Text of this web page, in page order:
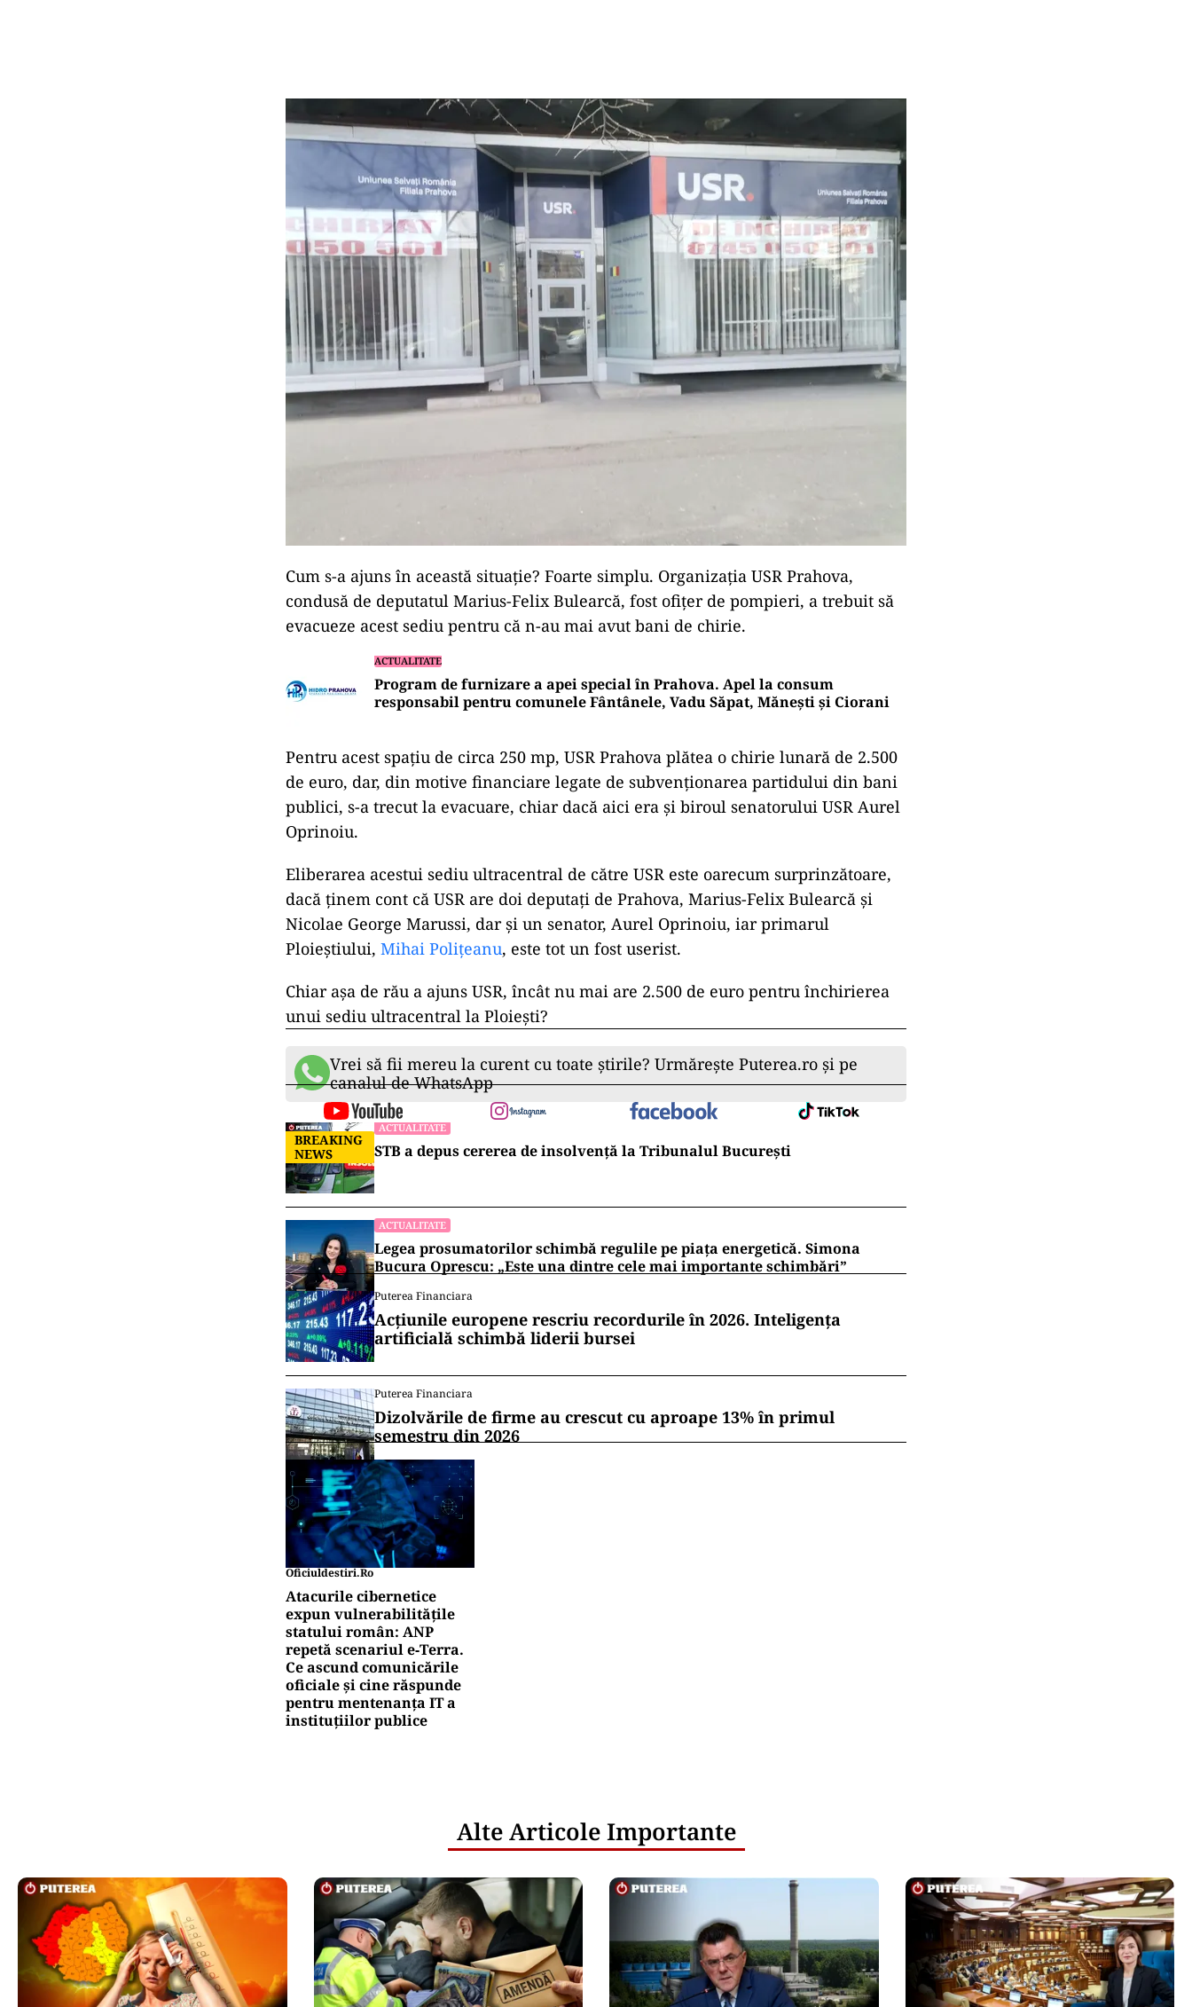
Cum s-a ajuns în această situație? Foarte simplu. Organizația USR Prahova,
condusă de deputatul Marius-Felix Bulearcă, fost ofițer de pompieri, a trebuit să
evacueze acest sediu pentru că n-au mai avut bani de chirie.
ACTUALITATE
Program de furnizare a apei special în Prahova. Apel la consum
responsabil pentru comunele Fântânele, Vadu Săpat, Mănești și Ciorani
Pentru acest spațiu de circa 250 mp, USR Prahova plătea o chirie lunară de 2.500
de euro, dar, din motive financiare legate de subvenționarea partidului din bani
publici, s-a trecut la evacuare, chiar dacă aici era și biroul senatorului USR Aurel
Oprinoiu.
Eliberarea acestui sediu ultracentral de către USR este oarecum surprinzătoare,
dacă ținem cont că USR are doi deputați de Prahova, Marius-Felix Bulearcă și
Nicolae George Marussi, dar și un senator, Aurel Oprinoiu, iar primarul
Ploieștiului, Mihai Polițeanu, este tot un fost userist.
Chiar așa de rău a ajuns USR, încât nu mai are 2.500 de euro pentru închirierea
unui sediu ultracentral la Ploiești?
Vrei să fii mereu la curent cu toate știrile? Urmărește Puterea.ro și pe
canalul de WhatsApp
BREAKING
NEWS
ACTUALITATE
STB a depus cererea de insolvență la Tribunalul București
ACTUALITATE
Legea prosumatorilor schimbă regulile pe piața energetică. Simona
Bucura Oprescu: „Este una dintre cele mai importante schimbări”
Puterea Financiara
Acțiunile europene rescriu recordurile în 2026. Inteligența
artificială schimbă liderii bursei
Puterea Financiara
Dizolvările de firme au crescut cu aproape 13% în primul
semestru din 2026
Oficiuldestiri.ro
Atacurile cibernetice
expun vulnerabilitățile
statului român: ANP
repetă scenariul e‑Terra.
Ce ascund comunicările
oficiale și cine răspunde
pentru mentenanța IT a
instituțiilor publice
Alte Articole Importante